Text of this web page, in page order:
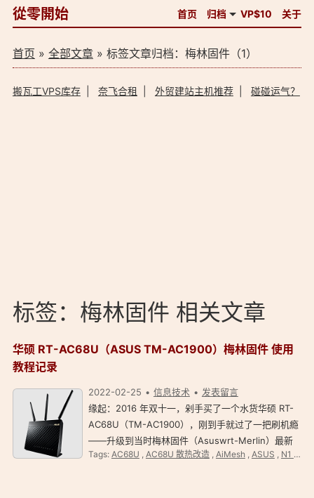
從零開始 首页 归档 VP$10 关于
首页 » 全部文章» 标签文章归档：梅林固件（1）
搬瓦工VPS库存| 奈飞合租 外贸建站主机推荐| 碰碰运气？
标签：梅林固件 相关文章
华硕 RT-AC68U（ASUS TM-AC1900）梅林固件 使用
教程记录
2022-02-25 信息技术
发表留言
缘起：2016 年双十一，剁手买了一个水货华硕 RT-
AC68U（TM-AC1900），刚到手就过了一把刷机瘾
——升级到当时梅林固件（Asuswrt-Merlin）最新
版本 380.63 。刷机包 30MB+，花了几分钟才升级
Tags: AC68U , AC68U 散热改造, AiMesh, ASUS , N1 旁路由